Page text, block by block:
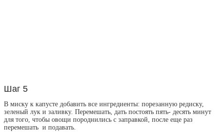
Шаг 5
В миску к капусте добавить все ингредиенты: порезанную редиску,
зеленый лук и заливку. Перемешать, дать постоять пять- десять минут
для того, чтобы овощи породнились с заправкой, после еще раз
перемешать и подавать.